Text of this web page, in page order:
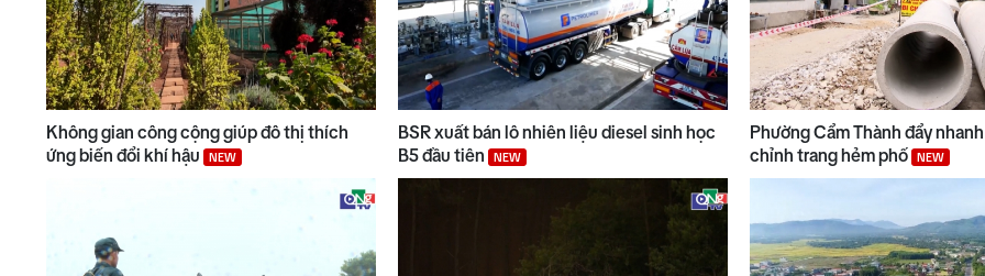
Không gian công cộng giúp đô thị thích
ứng biến đổi khí hậu
NEW
BSR xuất bán lô nhiên liệu diesel sinh học
B5 đầu tiên
NEW
Phường Cẩm Thành đẩy
chỉnh trang hẻm phố
NEW